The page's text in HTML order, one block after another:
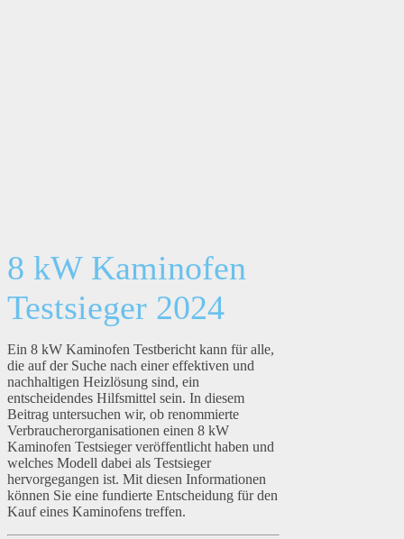
8 kW Kaminofen
Testsieger 2024
Ein 8 kW Kaminofen Testbericht kann für alle,
die auf der Suche nach einer effektiven und
nachhaltigen Heizlösung sind, ein
entscheidendes Hilfsmittel sein. In diesem
Beitrag untersuchen wir, ob renommierte
Verbraucherorganisationen einen 8 kW
Kaminofen Testsieger veröffentlicht haben und
welches Modell dabei als Testsieger
hervorgegangen ist. Mit diesen Informationen
können Sie eine fundierte Entscheidung für den
Kauf eines Kaminofens treffen.